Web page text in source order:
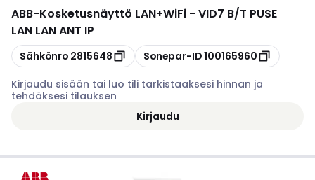
ABB-Kosketusnäyttö LAN+WiFi - VID7 B/T PUSE
LAN LAN ANT IP
Kopioi
Sähkönro 2815648 Kopioi
Sonepar-ID100165960
Kirjaudu sisään tai luo tili tarkistaaksesi hinnan ja
tehdäksesi tilauksen
Kirjaudu